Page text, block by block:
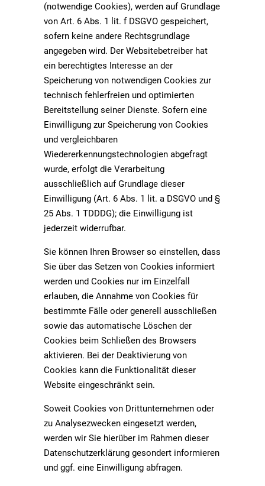
(notwendige Cookies), werden auf Grundlage
von Art. 6 Abs. 1 lit. f DSGVO gespeichert,
sofern keine andere Rechtsgrundlage
angegeben wird. Der Websitebetreiber hat
ein berechtigtes Interesse an der
Speicherung von notwendigen Cookies zur
technisch fehlerfreien und optimierten
Bereitstellung seiner Dienste. Sofern eine
Einwilligung zur Speicherung von Cookies
und vergleichbaren
Wiedererkennungstechnologien abgefragt
wurde, erfolgt die Verarbeitung
ausschließlich auf Grundlage dieser
Einwilligung (Art. 6 Abs. 1 lit. a DSGVO und §
25 Abs. 1 TDDDG); die Einwilligung ist
jederzeit widerrufbar.
Sie können Ihren Browser so einstellen, dass
Sie über das Setzen von Cookies informiert
werden und Cookies nur im Einzelfall
erlauben, die Annahme von Cookies für
bestimmte Fälle oder generell ausschließen
sowie das automatische Löschen der
Cookies beim Schließen des Browsers
aktivieren. Bei der Deaktivierung von
Cookies kann die Funktionalität dieser
Website eingeschränkt sein.
Soweit Cookies von Drittunternehmen oder
zu Analysezwecken eingesetzt werden,
werden wir Sie hierüber im Rahmen dieser
Datenschutzerklärung gesondert informieren
und ggf. eine Einwilligung abfragen.